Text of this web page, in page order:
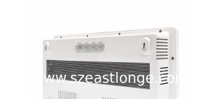
DEMANDER
UN DEVIS